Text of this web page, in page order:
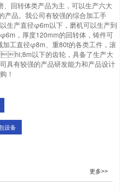
、回转体类产品为主，可以生产六大
产品。我公司有较强的综合加工手
可以生产直径φ6m以下，磨机可以生产到
，厚度120mm的回转体，铸件可
加工直径φ8m、重80t的各类工件，滚
以下的齿轮，具备了生产大
具有较强的产品研发能力和产品设计
！
设备
更多>>